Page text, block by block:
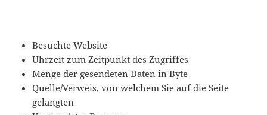
Besuchte Website
Uhrzeit zum Zeitpunkt des Zugriffes
Menge der gesendeten Daten in Byte
Quelle/Verweis, von welchem Sie auf die Seite
gelangten